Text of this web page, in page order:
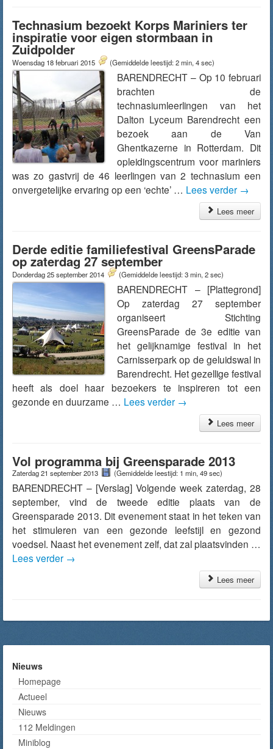
Technasium bezoekt Korps Mariniers ter
inspiratie voor eigen stormbaan in
Zuidpolder
Woensdag 18 februari 2015 (Gemiddelde leestijd: 2 min, 4 sec)
BARENDRECHT – Op 10 februari
brachten de
technasiumleerlingen van het
Dalton Lyceum Barendrecht een
bezoek aan de Van
Ghentkazerne in Rotterdam. Dit
opleidingscentrum voor mariniers
was zo gastvrij de 46 leerlingen van 2 technasium een
onvergetelijke ervaring op een ‘echte’ … Lees verder →
Lees meer
Derde editie familiefestival GreensParade
op zaterdag 27 september
Donderdag 25 september 2014 (Gemiddelde leestijd: 3 min, 2 sec)
BARENDRECHT – [Plattegrond]
Op zaterdag 27 september
organiseert Stichting
GreensParade de 3e editie van
het gelijknamige festival in het
Carnisserpark op de geluidswal in
Barendrecht. Het gezellige festival
heeft als doel haar bezoekers te inspireren tot een
gezonde en duurzame … Lees verder →
Lees meer
Vol programma bij Greensparade 2013
Zaterdag 21 september 2013 (Gemiddelde leestijd: 1 min, 49 sec)
BARENDRECHT – [Verslag] Volgende week zaterdag, 28
september, vind de tweede editie plaats van de
Greensparade 2013. Dit evenement staat in het teken van
het stimuleren van een gezonde leefstijl en gezond
voedsel. Naast het evenement zelf, dat zal plaatsvinden …
Lees verder →
Lees meer
Nieuws
Homepage
Actueel
Nieuws
112 Meldingen
Miniblog